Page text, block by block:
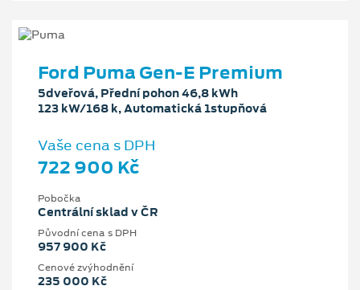
Ford Puma Gen-E Premium
5dveřová, Přední pohon 46,8 kWh
123 kW/168 k, Automatická 1stupňová
Vaše cena s DPH
722 900 Kč
Pobočka
Centrální sklad v ČR
Původní cena s DPH
957 900 Kč
Cenové zvýhodnění
235 000 Kč